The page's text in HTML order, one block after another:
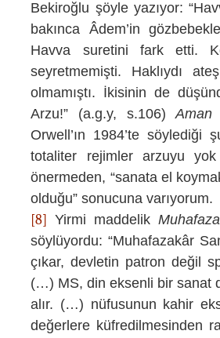
Bekiroğlu şöyle yazıyor:
bakınca Âdem’in
Havva suretini fark etti.
seyretmemişti. Haklıydı
olmamıştı. İkisinin de
Arzu!” (a.g.y, s.106)
Orwell’ın 1984’te söylediği
totaliter rejimler arzuyu
önermeden, “sanata el
olduğu” sonucuna varıyorum.
[8] Yirmi maddelik
söylüyordu: “Muhafazakâr
çıkar, devletin patron değil
(…) MS, din eksenli bir sanat
alır. (…) nüfusunun kahir
değerlere küfredilmesinden